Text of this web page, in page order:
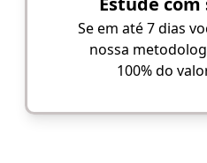
Se em até 7 dias
nossa
100% do